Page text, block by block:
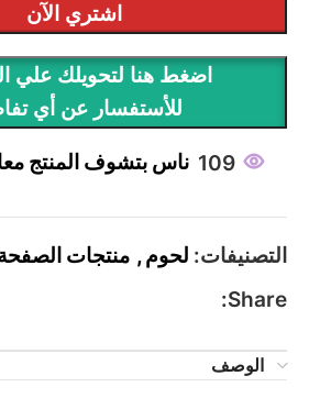
اشتري الآن
اضغط هنا لتحويلك علي
للأستفسار عن أي
109 ناس بتشوف المنتج
التصنيفات: لحوم, منتجات
Share:
الوصف